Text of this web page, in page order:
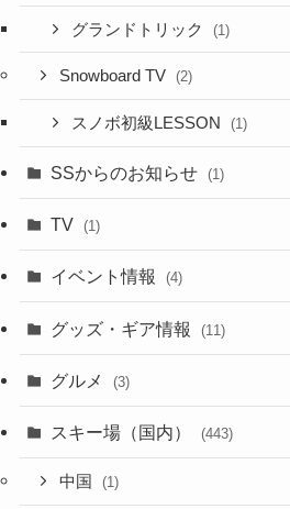
グランドトリック (1)
Snowboard TV (2)
スノボ初級LESSON (1)
SSからのお知らせ (1)
TV (1)
イベント情報 (4)
グッズ・ギア情報 (11)
グルメ (3)
スキー場（国内） (443)
中国 (1)